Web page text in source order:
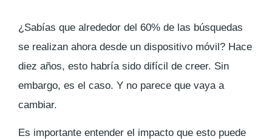
¿Sabías que alrededor del 60% de las búsquedas
se realizan ahora desde un dispositivo móvil? Hace
diez años, esto habría sido difícil de creer. Sin
embargo, es el caso. Y no parece que vaya a
cambiar.
Es importante entender el impacto que esto puede